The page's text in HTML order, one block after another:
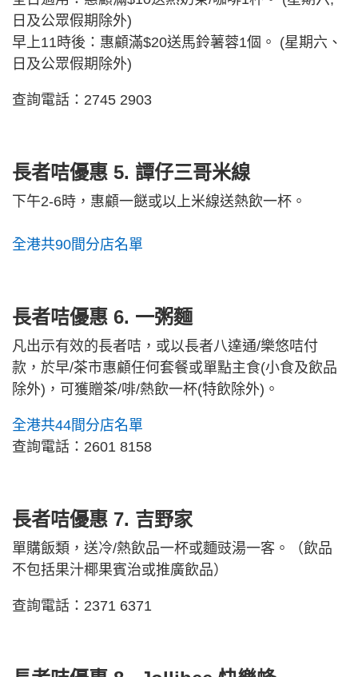
日及公眾假期除外)
早上11時後：惠顧滿$20送馬鈴薯蓉1個。 (星期六、
日及公眾假期除外)
查詢電話：2745 2903
長者咭優惠 5. 譚仔三哥米線
下午2-6時，惠顧一餸或以上米線送熱飲一杯。
全港共90間分店名單
長者咭優惠 6. 一粥麵
凡出示有效的長者咭，或以長者八達通/樂悠咭付
款，於早/茶市惠顧任何套餐或單點主食(小食及飲品
除外)，可獲贈茶/啡/熱飲一杯(特飲除外)。
全港共44間分店名單
查詢電話：2601 8158
長者咭優惠 7. 吉野家
單購飯類，送冷/熱飲品一杯或麵豉湯一客。（飲品
不包括果汁椰果賓治或推廣飲品）
查詢電話：2371 6371